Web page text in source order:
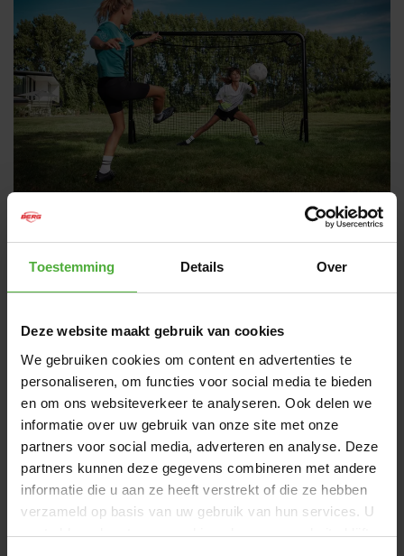
Toestemming Details Over
Deze website maakt gebruik van cookies
We gebruiken cookies om content en advertenties te
personaliseren, om functies voor social media te bieden
en om ons websiteverkeer te analyseren. Ook delen we
informatie over uw gebruik van onze site met onze
partners voor social media, adverteren en analyse. Deze
partners kunnen deze gegevens combineren met andere
informatie die u aan ze heeft verstrekt of die ze hebben
verzameld op basis van uw gebruik van hun services. U
gaat akkoord met onze cookies als u onze website blijft
BERG SPORTSGOAL
Thuis in eigen tuin partijtje spelen of trainen. Voor welke
optie je ook kiest, je hebt een stevige goal nodig. Met dat
wil voetballen, handballen of hockeyen, de vier verschillende
maten maken het mogelijk! De SportsGoal van BERG
wordt geleverd met vier gratis pionnen, en is ook een
target net en een voetbal beschikbaar. Zo kun jij thuis met
het beste materiaal een potje spelen!
AFMETINGEN EN DETAILS
Product naam BERG SportsGoal M